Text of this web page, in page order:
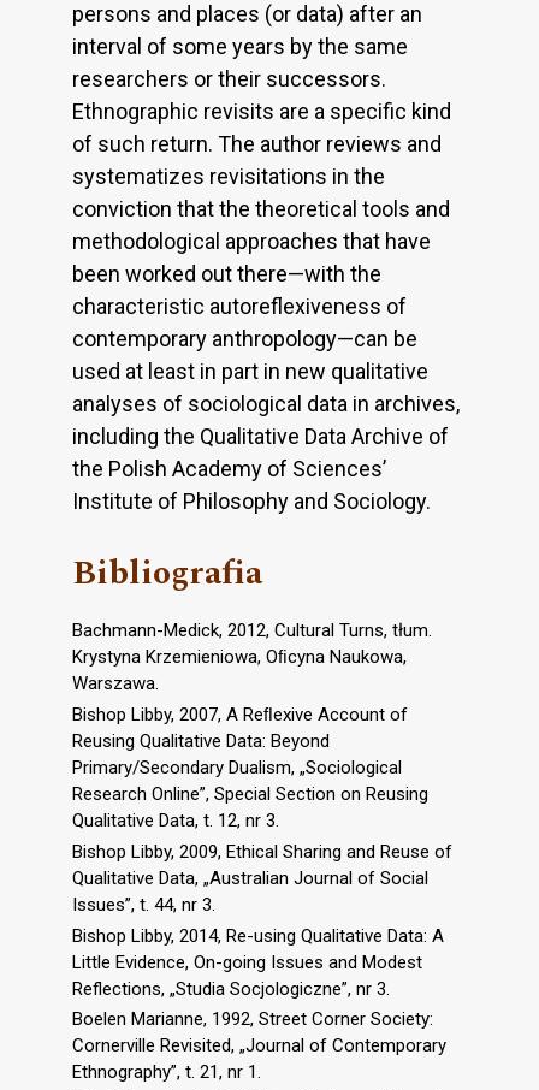
persons and places (or data) after an
interval of some years by the same
researchers or their successors.
Ethnographic revisits are a specific kind
of such return. The author reviews and
systematizes revisitations in the
conviction that the theoretical tools and
methodological approaches that have
been worked out there—with the
characteristic autoreflexiveness of
contemporary anthropology—can be
used at least in part in new qualitative
analyses of sociological data in archives,
including the Qualitative Data Archive of
the Polish Academy of Sciences’
Institute of Philosophy and Sociology.
Bibliografia
Bachmann-Medick, 2012, Cultural Turns, tłum.
Krystyna Krzemieniowa, Oﬁcyna Naukowa,
Warszawa.
Bishop Libby, 2007, A Reﬂexive Account of
Reusing Qualitative Data: Beyond
Primary/Secondary Dualism, „Sociological
Research Online”, Special Section on Reusing
Qualitative Data, t. 12, nr 3.
Bishop Libby, 2009, Ethical Sharing and Reuse of
Qualitative Data, „Australian Journal of Social
Issues”, t. 44, nr 3.
Bishop Libby, 2014, Re-using Qualitative Data: A
Little Evidence, On-going Issues and Modest
Reflections, „Studia Socjologiczne”, nr 3.
Boelen Marianne, 1992, Street Corner Society:
Cornerville Revisited, „Journal of Contemporary
Ethnography”, t. 21, nr 1.